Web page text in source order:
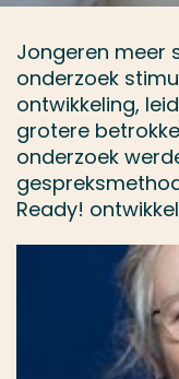
Jongeren meer
onderzoek
ontwikkeling,
grotere
onderzoek
Ready!